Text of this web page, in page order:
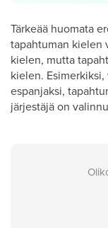
Tärkeää huomata
tapahtuman kielen
kielen, mutta
kielen.
espanjaksi,
järjestäjä on